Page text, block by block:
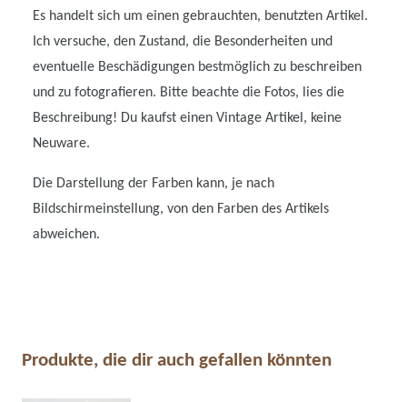
Es handelt sich um einen gebrauchten, benutzten Artikel.
Ich versuche, den Zustand, die Besonderheiten und
eventuelle Beschädigungen bestmöglich zu beschreiben
und zu fotografieren. Bitte beachte die Fotos, lies die
Beschreibung! Du kaufst einen Vintage Artikel, keine
Neuware.
Die Darstellung der Farben kann, je nach
Bildschirmeinstellung, von den Farben des Artikels
abweichen.
Produkte, die dir auch gefallen könnten